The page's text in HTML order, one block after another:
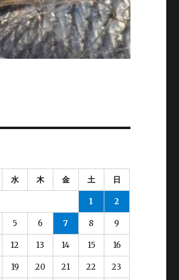
水 木 金 土 日
1 2
5 6 7 8 9
12 13 14 15 16
19 20 21 22 23